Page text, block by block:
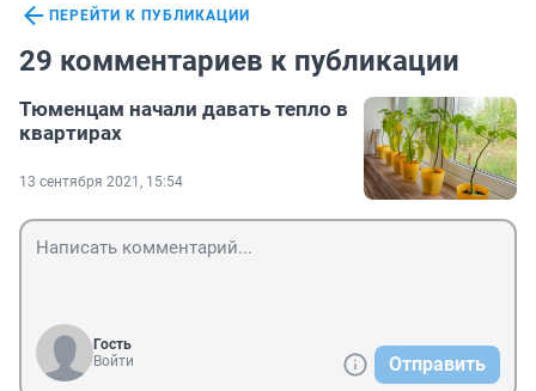
ПЕРЕЙТИ К ПУБЛИКАЦИИ
29 комментариев к публикации
Тюменцам начали давать тепло в
квартирах
13 сентября 2021, 15:54
Гость
Войти
Отправить